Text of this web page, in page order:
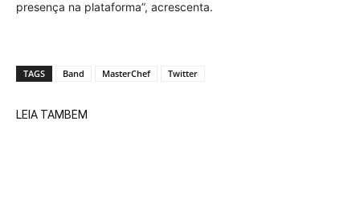
presença na plataforma”, acrescenta.
TAGS Band MasterChef Twitter
LEIA TAMBÉM